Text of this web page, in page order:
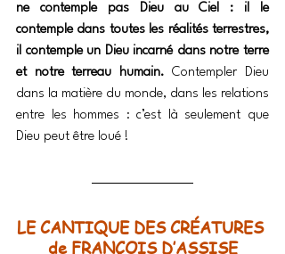
ne contemple pas Dieu au Ciel : il le
contemple dans toutes les réalités terrestres,
il contemple un Dieu incarné dans notre terre
et notre terreau humain. Contempler Dieu
dans la matière du monde, dans les relations
entre les hommes : c’est là seulement que
Dieu peut être loué !
LE CANTIQUE DES CRÉATURES
de FRANÇOIS D’ASSISE